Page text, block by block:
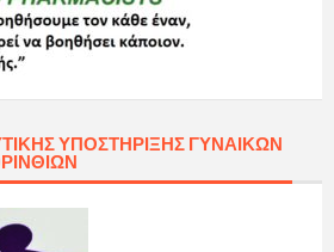
ΥΠΟΣΤΉΡΙΞΗΣ ΓΥΝΑΙΚΏΝ